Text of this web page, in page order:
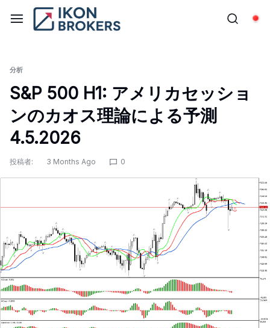
日
分析
S&P 500 H1: アメリカセッショ
ンのカオス理論による予測
4.5.2026
投稿者: 3 Months Ago 0